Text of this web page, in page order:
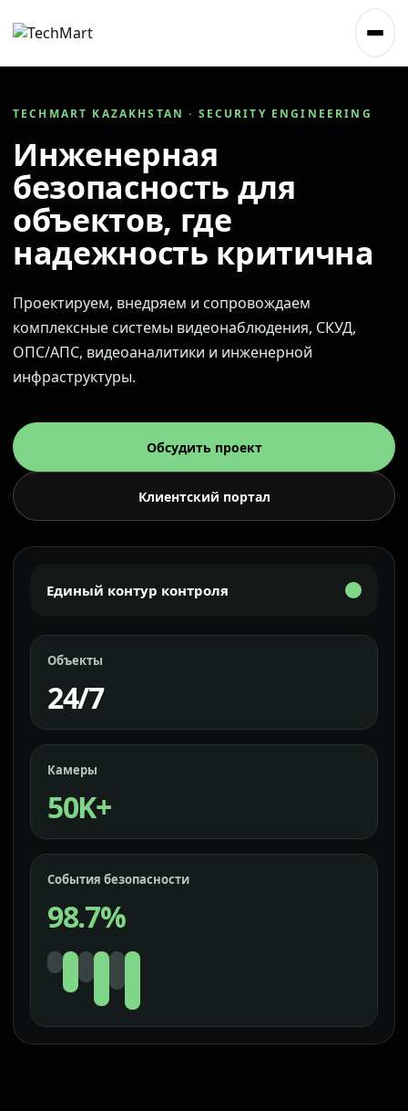
TECHMART KAZAKHSTAN · SECURITY ENGINEERING
Инженерная
безопасность для
объектов, где
надежность критична
Проектируем, внедряем и сопровождаем
комплексные системы видеонаблюдения, СКУД,
ОПС/АПС, видеоаналитики и инженерной
инфраструктуры.
Обсудить проект
Клиентский портал
Единый контур контроля
Объекты
24/7
Камеры
50K+
События безопасности
98.7%